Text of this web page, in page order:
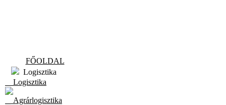
FŐOLDAL
Logisztika
Logisztika
Agrárlogisztika